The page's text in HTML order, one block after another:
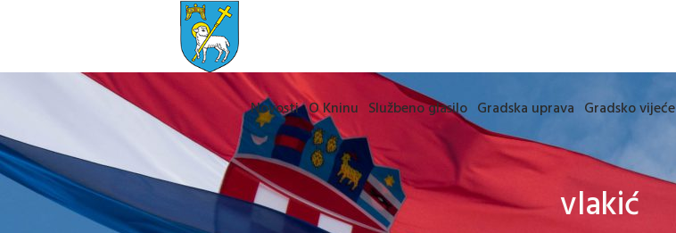
Novosti O Kninu Službeno glasilo Gradska uprava Gradsko vijeće
vlakić